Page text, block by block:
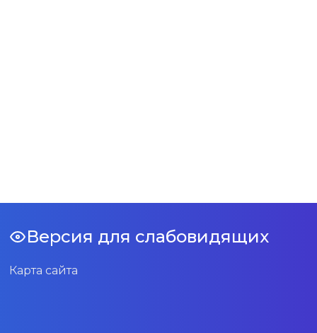
Версия для слабовидящих
Карта сайта